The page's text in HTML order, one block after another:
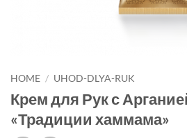
HOME / UHOD-DLYA-RUK
Крем для Рук с
«Традиции хаммама»